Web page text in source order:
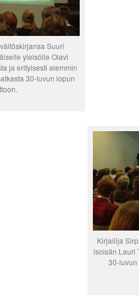
Suuri
yleisölle Olavi
ja erityisesti aiemmin
30-luvun lopun
Kirjailija
isoisän Lauri
30-luvun